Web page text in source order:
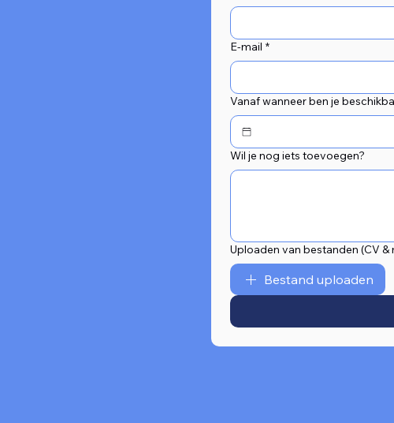
E-mail *
Vanaf wanneer ben je
Wil je nog iets toevoegen?
Uploaden van bestanden (CV
Bestand uploaden